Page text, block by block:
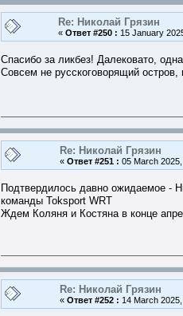
Re: Николай Грязин
« Ответ #250 : 15 January
Спасибо за ликбез! Далековато,
Совсем не русскоговорящий остров,
Re: Николай Грязин
« Ответ #251 : 05 March
Подтвердилось давно ожидаемое -
команды Toksport WRT
Ждем Коляня и Костяна в конце
Re: Николай Грязин
« Ответ #252 : 14 March